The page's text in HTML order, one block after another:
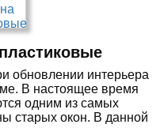
обновлении интерьера
В настоящее время
одним из самых
старых окон. В данной